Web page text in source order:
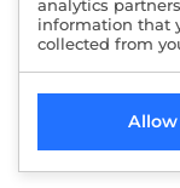
ajustarea
și uzura
calcul și
cazul
poate fi
analytics
information that
collected from
Allow